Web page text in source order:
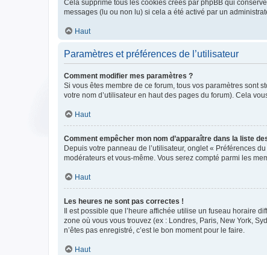
Cela supprime tous les cookies créés par phpBB qui
messages (lu ou non lu) si cela a été activé par un
Haut
Paramètres et préférences de l’utilisateur
Comment modifier mes paramètres ?
Si vous êtes membre de ce forum, tous vos paramètres sont
votre nom d’utilisateur en haut des pages du forum). Cela
Haut
Comment empêcher mon nom d’apparaître dans la liste
Depuis votre panneau de l’utilisateur, onglet « Préférences
modérateurs et vous-même. Vous serez compté parmi les
Haut
Les heures ne sont pas correctes !
Il est possible que l’heure affichée utilise un fuseau horaire
zone où vous vous trouvez (ex : Londres, Paris, New York,
n’êtes pas enregistré, c’est le bon moment pour le faire.
Haut